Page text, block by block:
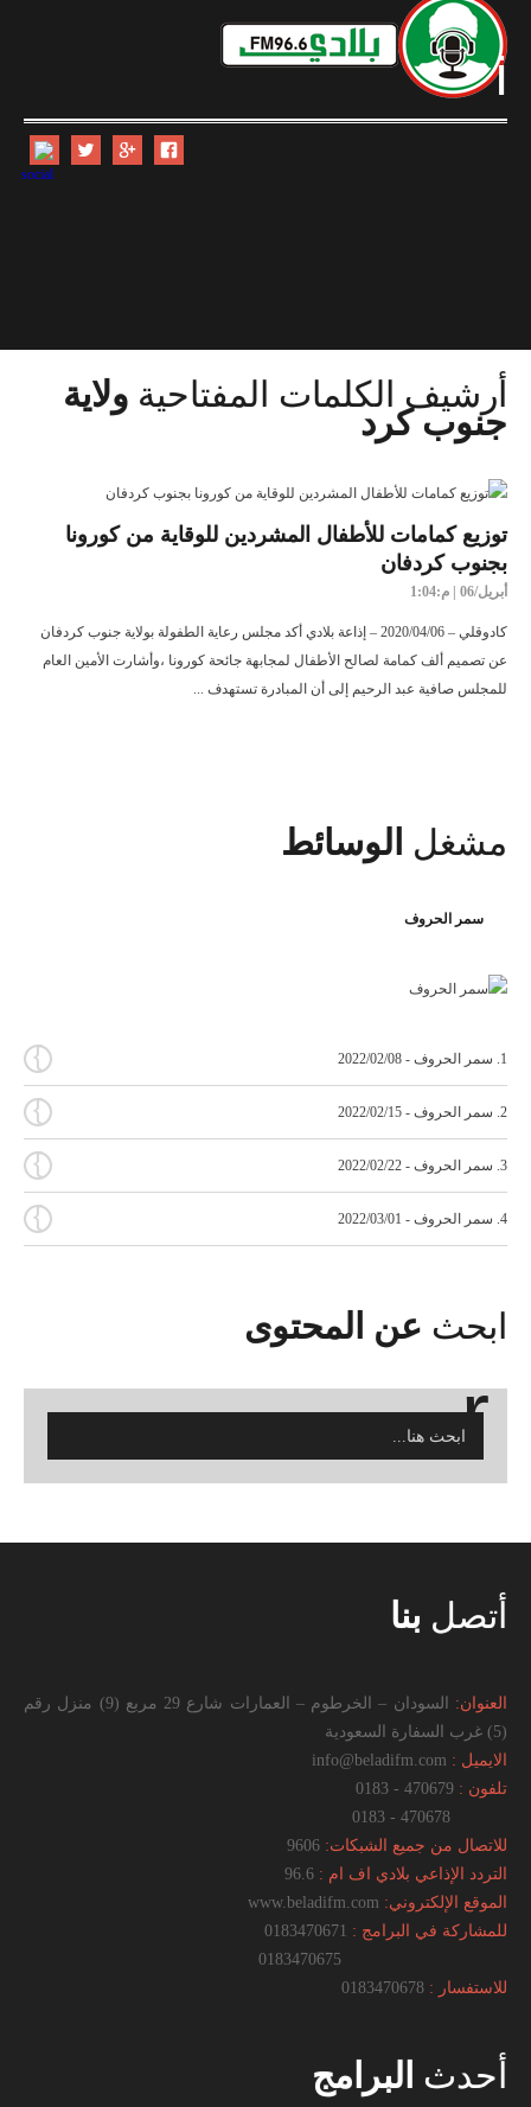
i
أرشيف الكلمات المفتاحية ولاية
جنوب كرد
توزيع كمامات للأطفال المشردين للوقاية من كورونا
بجنوب كردفان
أبريل/06 | م:1:04
كادوقلي – 2020/04/06 – إذاعة بلادي أكد مجلس رعاية الطفولة بولاية جنوب كردفان
عن تصميم ألف كمامة لصالح الأطفال لمجابهة جائحة كورونا ،وأشارت الأمين العام
للمجلس صافية عبد الرحيم إلى أن المبادرة تستهدف ...
مشغل الوسائط
سمر الحروف
1. سمر الحروف - 2022/02/08 {
2. سمر الحروف - 2022/02/15 {
3. سمر الحروف - 2022/02/22 {
4. سمر الحروف - 2022/03/01 {
ابحث عن المحتوى
أتصل بنا
العنوان:
السودان – الخرطوم – العمارات شارع 29 مربع (9) منزل رقم
(5) غرب السفارة السعودية
الايميل :
تلفون :
للاتصال من جميع الشبكات:
التردد الإذاعي بلادي اف ام :
الموقع الإلكتروني:
للمشاركة في البرامج :
للاستفسار :
أحدث البرامج